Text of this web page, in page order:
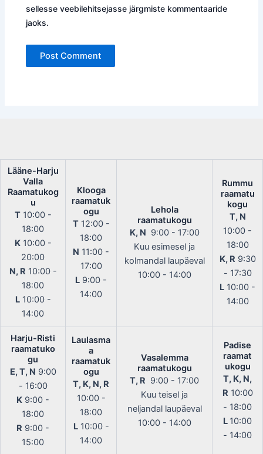
sellesse veebilehitsejasse järgmiste kommentaaride
jaoks.
Lääne-Harju
Valla
Raamatukog
u
T10:00 -
18:00
K10:00 -
20:00
N, R 10:00 -
18:00
L10:00 -
14:00
Klooga
raamatuk
ogu
T12:00 -
18:00
N 11:00 -
17:00
L 9:00 -
14:00
Lehola
raamatukogu
K, N 9:00 - 17:00
Kuu esimesel ja
kolmandal laupäeval
10:00 - 14:00
Rummu
raamatu
kogu
T, N
10:00 -
18:00
K, R 9:30
- 17:30
L 10:00 -
14:00
Harju-Risti
raamatuko
gu
E, T, N 9:00
- 16:00
K 9:00 -
18:00
R 9:00 -
15:00
Laulasma
a
raamatuk
ogu
T, K, N, R
10:00 -
18:00
L10:00 -
14:00
Vasalemma
raamatukogu
T, R 9:00 - 17:00
Kuu teisel ja
neljandal laupäeval
10:00 - 14:00
Padise
raamat
ukogu
T, K, N,
R 10:00
- 18:00
L 10:00
- 14:00